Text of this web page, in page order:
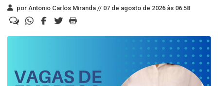
por Antonio Carlos Miranda // 07 de agosto de 2026 às 06:58